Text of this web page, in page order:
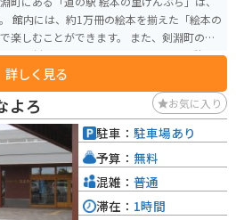
楽しむことができます。 また、剣淵町の特
の食材を使ったレストランもあり、休憩に
田園風景が広がっており、ツーリングにも
産の農産物を使った加工品などが人気で
用した豆腐や豆乳は、濃厚な味わいでおすす
海道旅行の際は、ぜひ立ち寄ってみてくだ
詳しく見る
よろ お気に入り
駐車： 駐車場あり
予算： 無料
混雑： 普通
滞在： 1時間